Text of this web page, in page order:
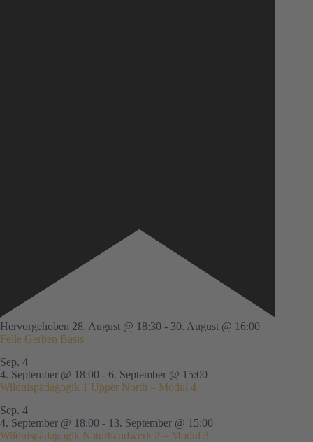
Hervorgehoben 28. August @ 18:30 - 30. August @ 16:00
Felle Gerben Basis
Sep. 4
4. September @ 18:00 - 6. September @ 15:00
Wildnispädagogik 1 Upper North – Modul 4
Sep. 4
4. September @ 18:00 - 13. September @ 15:00
Wildnispädagogik Naturhandwerk 2 – Modul 3